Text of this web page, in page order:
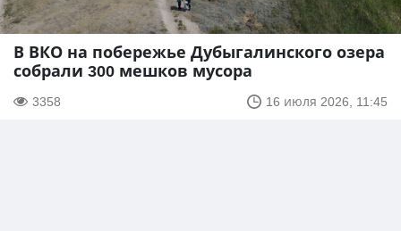
В ВКО на побережье Дубыгалинского озера
собрали 300 мешков мусора
3358 16 июля 2026, 11:45